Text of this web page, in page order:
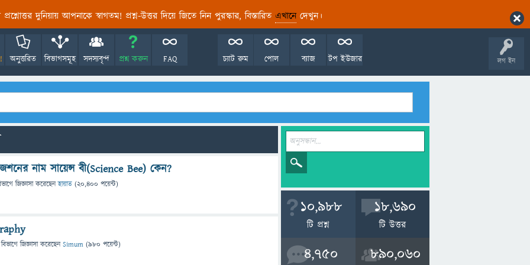
প্রশ্নোত্তর দুনিয়ায় আপনাকে স্বাগতম! প্রশ্ন-উত্তর দিয়ে জিতে নিন পুরস্কার, বিস্তারিত এখানেদেখুন।
লগ ইন
অনুত্তরিত বিভাগসমূহ সদস্যবৃন্দ প্রশ্ন করুন FAQ টপ ইউজার
ব্যাজ
পোল
চ্যাট রুম
নাম সায়েন্স বী(Science Bee) কেন?
জিজ্ঞাসাকরেছেনহায়াত (20,400 পয়েন্ট)
জিজ্ঞাসাকরেছেনSimum (980 পয়েন্ট)
10,988
টি প্রশ্ন
18,690
টি উত্তর
4,750 890,060